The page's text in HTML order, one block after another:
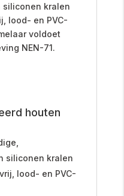
kralen
lood- en PVC-
voldoet
NEN-71.
houten
siliconen kralen
lood- en PVC-